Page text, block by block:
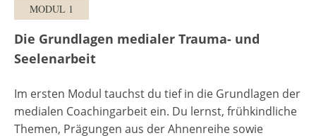
MODUL 1
Die Grundlagen medialer Trauma- und
Seelenarbeit
Im ersten Modul tauchst du tief in die Grundlagen der
medialen Coachingarbeit ein. Du lernst, frühkindliche
Themen, Prägungen aus der Ahnenreihe sowie